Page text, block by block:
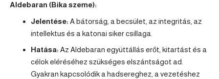
Aldebaran (Bika szeme):
Jelentése: A bátorság, a becsület, az integritás, az
intellektus és a katonai siker csillaga.
Hatása: Az Aldebaran együttállás erőt, kitartást és a
célok eléréséhez szükséges elszántságot ad.
Gyakran kapcsolódik a hadsereghez, a vezetéshez